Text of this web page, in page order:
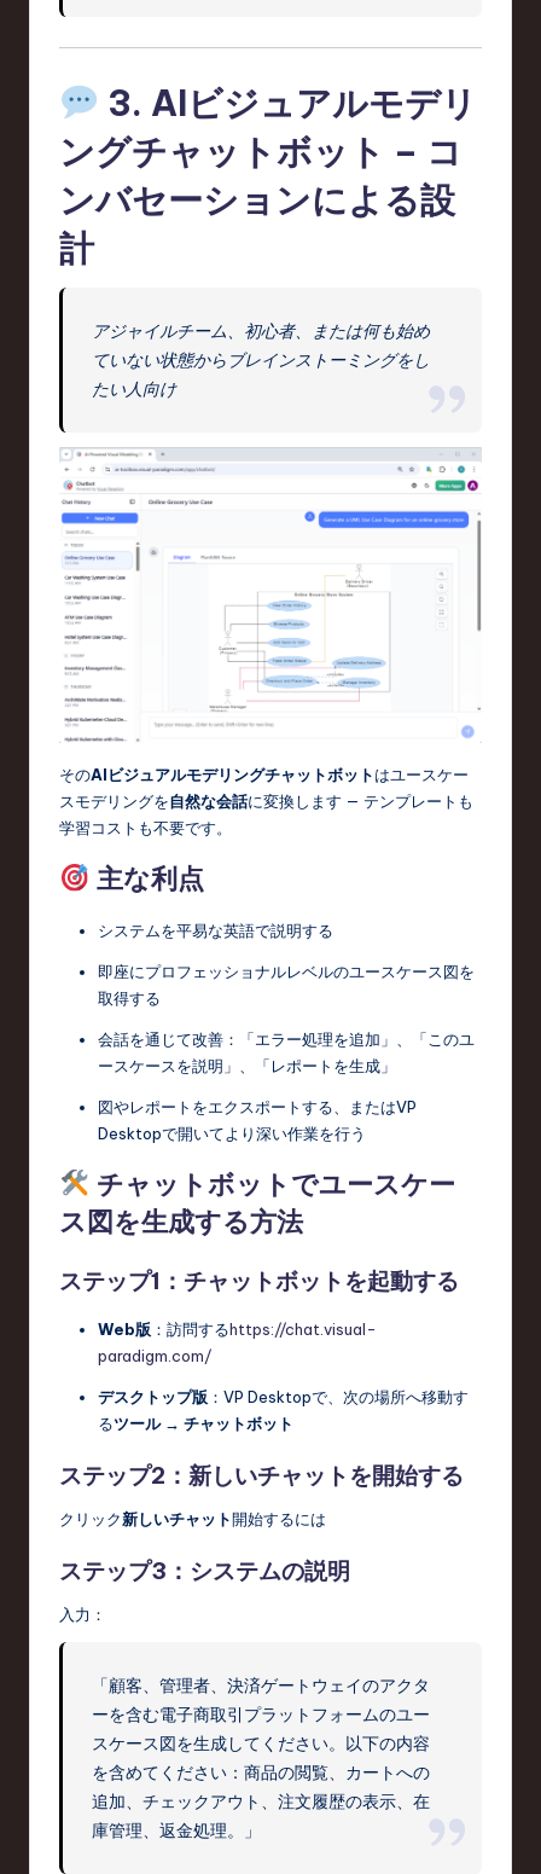
3. AIビジュアルモデリ
ングチャットボット – コ
ンバセーションによる設
計
アジャイルチーム、初心者、または何も始め
ていない状態からブレインストーミングをし
たい人向け
そのAIビジュアルモデリングチャットボットはユースケー
スモデリングを自然な会話に変換します — テンプレートも
学習コストも不要です。
主な利点
システムを平易な英語で説明する
即座にプロフェッショナルレベルのユースケース図を
取得する
会話を通じて改善：「エラー処理を追加」、「このユ
ースケースを説明」、「レポートを生成」
図やレポートをエクスポートする、またはVP
Desktopで開いてより深い作業を行う
チャットボットでユースケー
ス図を生成する方法
ステップ1：チャットボットを起動する
Web版 ：訪問するhttps://chat.visual-
paradigm.com/
デスクトップ版 ：VP Desktopで、次の場所へ移動す
るツール → チャットボット
ステップ2：新しいチャットを開始する
クリック新しいチャット開始するには
ステップ3：システムの説明
入力：
「顧客、管理者、決済ゲートウェイのアクタ
ーを含む電子商取引プラットフォームのユー
スケース図を生成してください。以下の内容
を含めてください：商品の閲覧、カートへの
追加、チェックアウト、注文履歴の表示、在
庫管理、返金処理。」